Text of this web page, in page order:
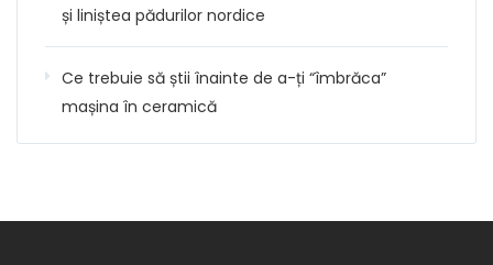
și liniștea pădurilor nordice
Ce trebuie să știi înainte de a-ți “îmbrăca”
mașina în ceramică